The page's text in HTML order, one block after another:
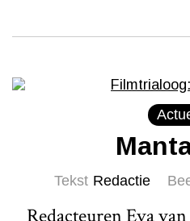
Tekst Redactie
Redacteuren Eva